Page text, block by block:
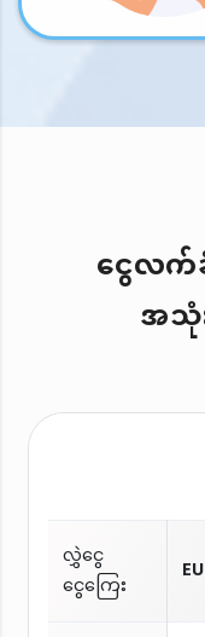
ငွေလက်
အသုံ
လွှဲငွေ
ငွေကြေး